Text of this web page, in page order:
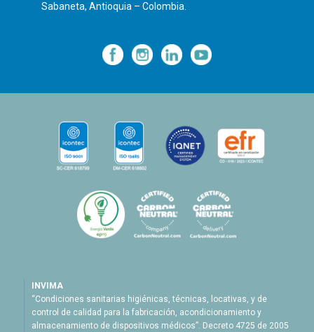
Sabaneta, Antioquia – Colombia.
— — —
INVIMA
“Condiciones sanitarias higiénicas, técnicas, locativas, y de
control de calidad para la fabricación, acondicionamiento y
almacenamiento de dispositivos médicos”. Decreto 4725 de 2005